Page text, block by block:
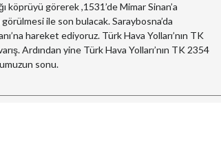
köprüyü görerek ,1531’de Mimar Sinan’a
ile son bulacak. Saraybosna’da
hareket ediyoruz. Türk Hava Yolları’nın TK
Ardından yine Türk Hava Yolları’nın TK 2354
sonu.